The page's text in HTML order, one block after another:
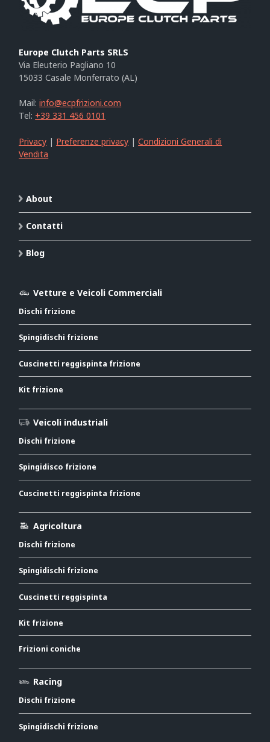
Europe Clutch Parts SRLS
Via Eleuterio Pagliano 10
15033 Casale Monferrato (AL)
Mail:info@ecpfrizioni.com
Tel: +39 331 456 0101
Privacy | Preferenze privacy |Condizioni Generali di
Vendita
About
Contatti
Blog
Vetture e Veicoli Commerciali
Dischi frizione
Spingidischi frizione
Cuscinetti reggispinta frizione
Kit frizione
Veicoli industriali
Dischi frizione
Spingidisco frizione
Cuscinetti reggispinta frizione
Agricoltura
Dischi frizione
Spingidischi frizione
Cuscinetti reggispinta
Kit frizione
Frizioni coniche
Racing
Dischi frizione
Spingidischi frizione